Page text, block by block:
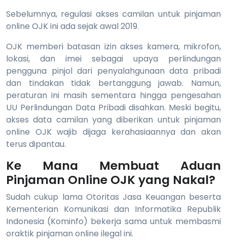
Sebelumnya, regulasi akses camilan untuk pinjaman
online OJK ini ada sejak awal 2019.
OJK memberi batasan izin akses kamera, mikrofon,
lokasi, dan imei sebagai upaya perlindungan
pengguna pinjol dari penyalahgunaan data pribadi
dan tindakan tidak bertanggung jawab. Namun,
peraturan ini masih sementara hingga pengesahan
UU Perlindungan Data Pribadi disahkan. Meski begitu,
akses data camilan yang diberikan untuk pinjaman
online OJK wajib dijaga kerahasiaannya dan akan
terus dipantau.
Ke Mana Membuat Aduan
Pinjaman Online OJK yang Nakal?
Sudah cukup lama Otoritas Jasa Keuangan beserta
Kementerian Komunikasi dan Informatika Republik
Indonesia (Kominfo) bekerja sama untuk membasmi
oraktik pinjaman online ilegal ini.